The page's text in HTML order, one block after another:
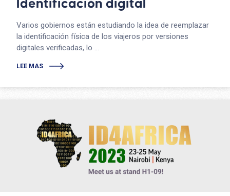
Identificación digital
Varios gobiernos están estudiando la idea de reemplazar
la identificación física de los viajeros por versiones
digitales verificadas, lo ...
LEE MAS